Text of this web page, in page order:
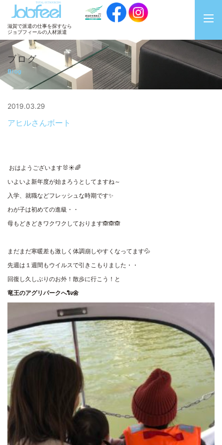
JobFeel
滋賀で派遣の仕事を探すなら
ジョブフィールの人材派遣
ブログ
Blog
2019.03.29
アヒルさんボート
おはようございます🐰☀🌈
いよいよ新年度が始まろうとしてますね～
入学、就職などフレッシュな時期です✨
わが子は初めての進級・・
母もどきどきワクワクしております🙈🙈🙈
まだまだ寒暖差も激しく体調崩しやすくなってます💦
先週は１週間もウイルスで引きこもりました・・
回復し久しぶりのお外！散歩に行こう！と
竜王のアグリパークへ🐑🌼